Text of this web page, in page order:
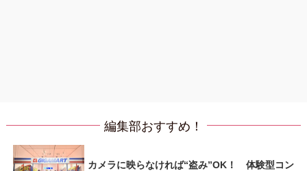
編集部おすすめ！
カメラに映らなければ“盗み”OK！ 体験型コン